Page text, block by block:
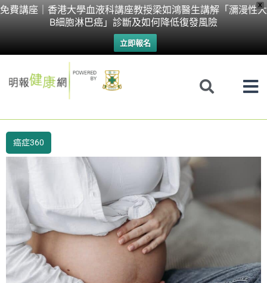
X
免費講座｜香港大學血液科講座教授梁如鴻醫生講解「瀰漫性大
B細胞淋巴癌」診斷及如何降低復發風險
立即報名
Skip
癌症360